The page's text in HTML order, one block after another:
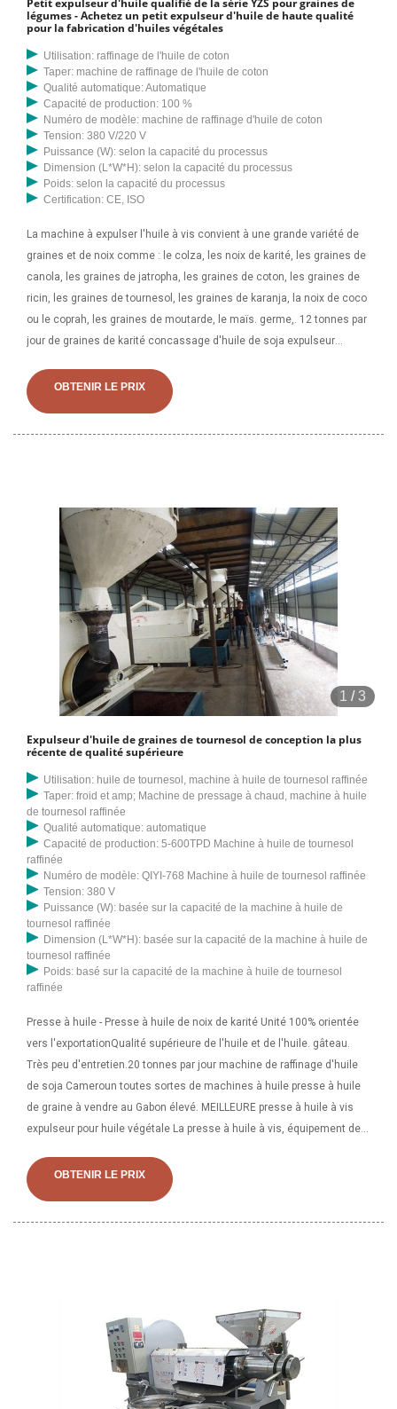
Petit expulseur d'huile qualifié de la série YZS pour graines de
légumes - Achetez un petit expulseur d'huile de haute qualité
pour la fabrication d'huiles végétales
Utilisation: raffinage de l'huile de coton
Taper: machine de raffinage de l'huile de coton
Qualité automatique: Automatique
Capacité de production: 100 %
Numéro de modèle: machine de raffinage d'huile de coton
Tension: 380 V/220 V
Puissance (W): selon la capacité du processus
Dimension (L*W*H): selon la capacité du processus
Poids: selon la capacité du processus
Certification: CE, ISO
La machine à expulser l'huile à vis convient à une grande variété de
graines et de noix comme : le colza, les noix de karité, les graines de
canola, les graines de jatropha, les graines de coton, les graines de
ricin, les graines de tournesol, les graines de karanja, la noix de coco
ou le coprah, les graines de moutarde, le maïs. germe,. 12 tonnes par
jour de graines de karité concassage d'huile de soja expulseur
Faible consommation d'énergie par tonne. . Capacité, 5-20
tonnes/jour. Nos expulseurs sont conçus pour broyer tous types
OBTENIR LE PRIX
1 /3
Expulseur d'huile de graines de tournesol de conception la plus
récente de qualité supérieure
Utilisation: huile de tournesol, machine à huile de tournesol raffinée
Taper: froid et amp; Machine de pressage à chaud, machine à huile
de tournesol raffinée
Qualité automatique: automatique
Capacité de production: 5-600TPD Machine à huile de tournesol
raffinée
Numéro de modèle: QIYI-768 Machine à huile de tournesol raffinée
Tension: 380 V
Puissance (W): basée sur la capacité de la machine à huile de
tournesol raffinée
Dimension (L*W*H): basée sur la capacité de la machine à huile de
tournesol raffinée
Poids: basé sur la capacité de la machine à huile de tournesol
raffinée
Presse à huile - Presse à huile de noix de karité Unité 100% orientée
vers l'exportationQualité supérieure de l'huile et de l'huile. gâteau.
Très peu d'entretien.20 tonnes par jour machine de raffinage d'huile
de soja Cameroun toutes sortes de machines à huile presse à huile
de graine à vendre au Gabon élevé. MEILLEURE presse à huile à vis
expulseur pour huile végétale La presse à huile à vis, équipement de
de graines et de noix oléagineuses pour produire différentes huiles
végétales, y compris le soja, le coprah,
OBTENIR LE PRIX